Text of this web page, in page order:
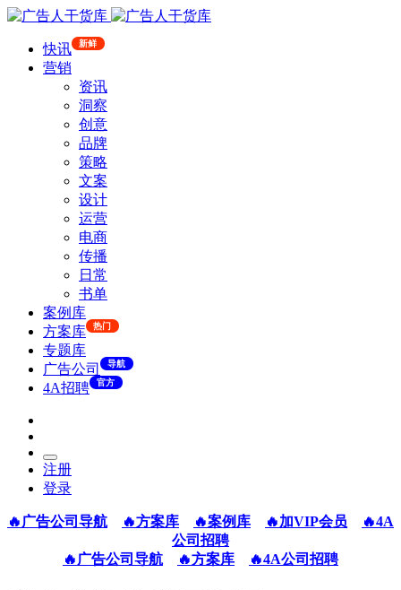
快讯 新鲜
营销
资讯
洞察
创意
品牌
策略
文案
设计
运营
电商
传播
日常
书单
案例库
方案库
热门
专题库
广告公司
导航
4A招聘 官方
注册
登录
🔥广告公司导航 🔥方案库 🔥案例库 🔥加VIP会员
🔥4A
公司招聘
🔥广告公司导航
🔥方案库 🔥4A公司招聘